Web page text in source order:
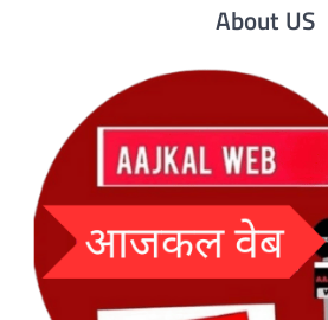
About US